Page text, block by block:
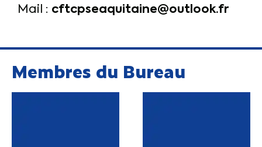
Mail : cftcpseaquitaine@outlook.fr
Membres du Bureau